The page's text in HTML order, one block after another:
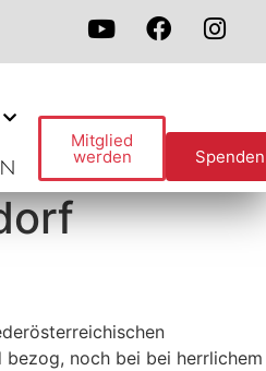
Mitglied
werden Spenden
noch bei bei herrlichem